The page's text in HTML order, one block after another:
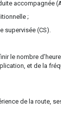
accompagnée
;
supervisée (CS).
le nombre
et de la
de la route,